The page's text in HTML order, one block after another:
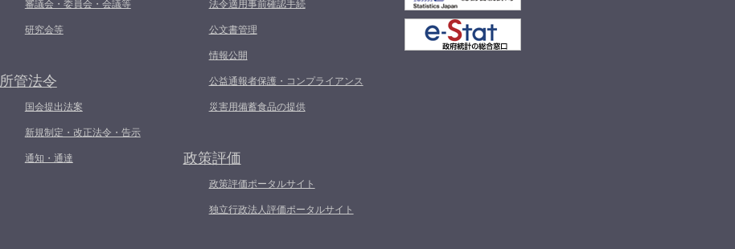
審議会・委員会・会議等
研究会等
所管法令
国会提出法案
新規制定・改正法令・告示
通知・通達
法令適用事前確認手続
公文書管理
情報公開
公益通報者保護・コンプライアンス
災害用備蓄食品の提供
政策評価
政策評価ポータルサイト
独立行政法人評価ポータルサイト